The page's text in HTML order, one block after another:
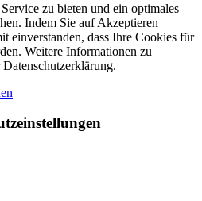
zu bieten und ein optimales
Indem Sie auf Akzeptieren
einverstanden, dass Ihre Cookies für
Weitere Informationen zu